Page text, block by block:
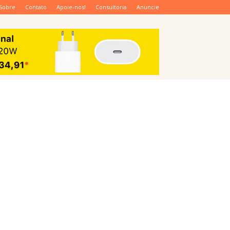
Sobre Contato Apoie-nos! Consultoria Anuncie